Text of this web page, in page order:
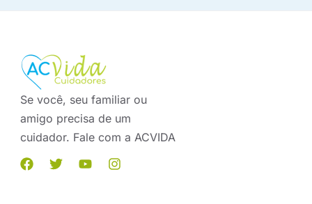
Se você, seu familiar ou
amigo precisa de um
cuidador. Fale com a ACVIDA